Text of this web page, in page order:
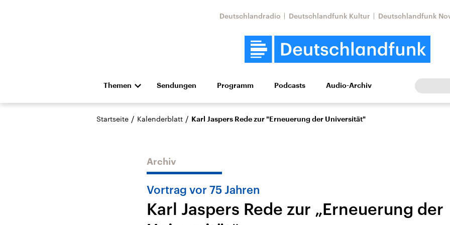
Deutschlandradio Deutschlandfunk Kultur Deutschlandfunk
Themen
Die Nachrichten Politik Wirtschaft Wissen Kultur Europa
Hörspiel und Feature Musik
Nahostkonflikt
Aktuelle Lage und
Iran
Aktuelle Lage und
Faktenchecks
In unseren
Sendungen Programm Podcasts Audio-Archiv
Startseite / Kalenderblatt / Karl Jaspers Rede zur "Erneuerung der Universität"
Archiv
Vortrag vor 75 Jahren
Karl Jaspers Rede zur „Erneuerung der